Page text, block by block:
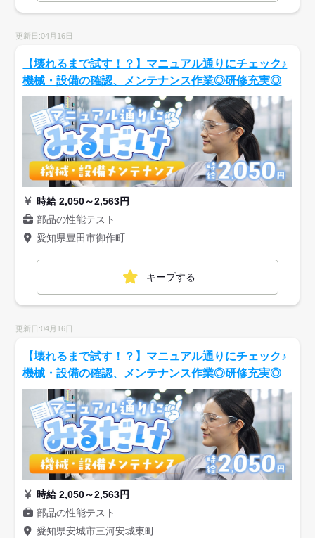
更新日:04月16日
【壊れるまで試す！？】マニュアル通りにチェック♪
機械・設備の確認、メンテナンス作業◎研修充実◎
時給 2,050～2,563円
部品の性能テスト
愛知県豊田市御作町
キープする
更新日:04月16日
【壊れるまで試す！？】マニュアル通りにチェック♪
機械・設備の確認、メンテナンス作業◎研修充実◎
時給 2,050～2,563円
部品の性能テスト
愛知県安城市三河安城東町